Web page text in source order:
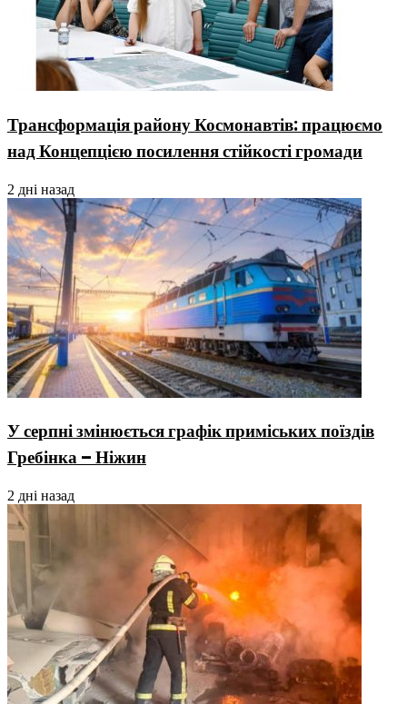
Трансформація району Космонавтів: працюємо
над Концепцією посилення стійкості громади
2 дні назад
У серпні змінюється графік приміських поїздів
Гребінка – Ніжин
2 дні назад